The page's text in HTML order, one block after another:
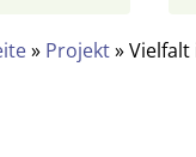
» Projekt»Vielfalt